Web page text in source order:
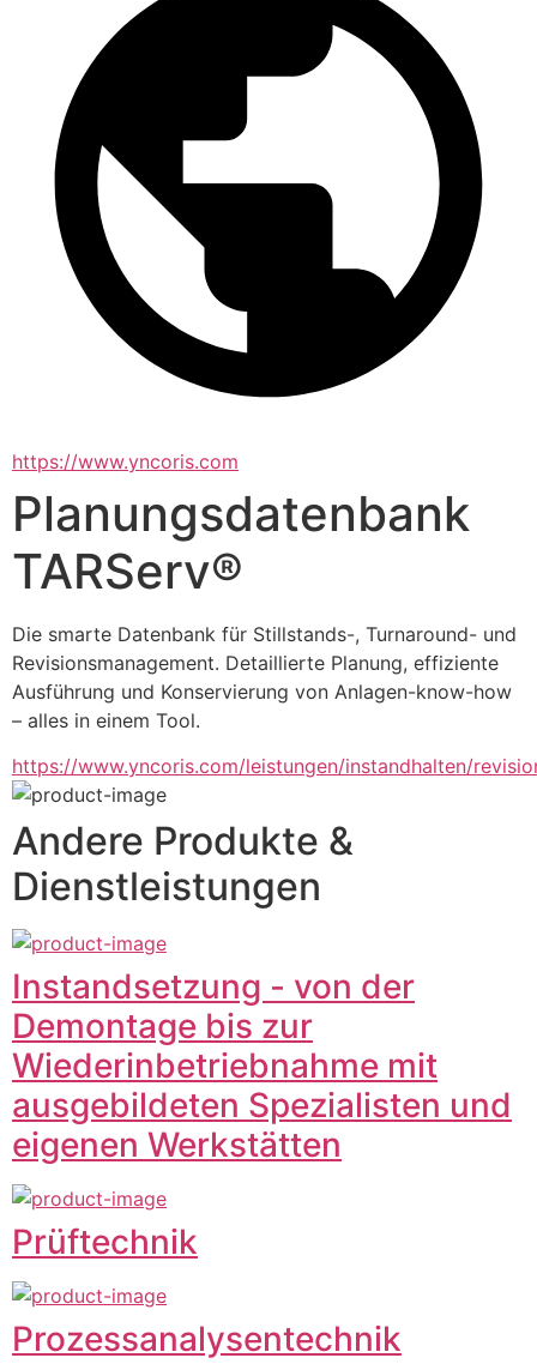
https://www.yncoris.com
Planungsdatenbank
TARServ®
Die smarte Datenbank für Stillstands-, Turnaround- und
Revisionsmanagement. Detaillierte Planung, effiziente
Ausführung und Konservierung von Anlagen-know-how
– alles in einem Tool.
https://www.yncoris.com/leistungen/instandhalten/
Andere Produkte &
Dienstleistungen
Instandsetzung - von der
Demontage bis zur
Wiederinbetriebnahme mit
ausgebildeten Spezialisten und
eigenen Werkstätten
Prüftechnik
Prozessanalysentechnik